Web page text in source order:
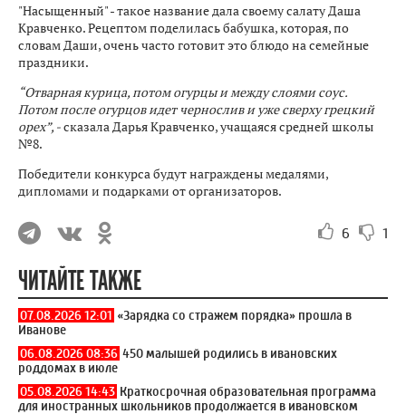
"Насыщенный" - такое название дала своему салату Даша
Кравченко. Рецептом поделилась бабушка, которая, по
словам Даши, очень часто готовит это блюдо на семейные
праздники.
“Отварная курица, потом огурцы и между слоями соус.
Потом после огурцов идет чернослив и уже сверху грецкий
орех”, -сказала Дарья Кравченко, учащаяся средней школы
№8.
Победители конкурса будут награждены медалями,
дипломами и подарками от организаторов.
6 1
ЧИТАЙТЕ ТАКЖЕ
07.08.2026 12:01 «Зарядка со стражем порядка» прошла в
Иванове
06.08.2026 08:36 450 малышей родились в ивановских
роддомах в июле
05.08.2026 14:43 Краткосрочная образовательная программа
для иностранных школьников продолжается в ивановском